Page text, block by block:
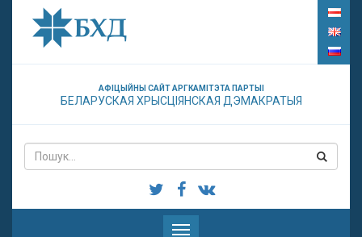
АФІЦЫЙНЫ САЙТ АРГКАМІТЭТА ПАРТЫІ
БЕЛАРУСКАЯ ХРЫСЦІЯНСКАЯ ДЭМАКРАТЫЯ
Паказаць